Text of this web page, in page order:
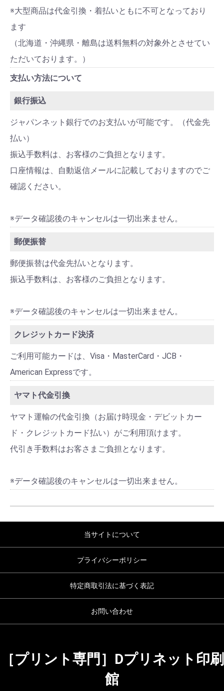
※大型商品は代金引換・着払いともに不可となっており
ます
（北海道・沖縄県・離島は送料無料の対象外とさせてい
ただいております。）
支払い方法について
銀行振込
ジャパンネット銀行でのお支払いが可能です。（代金先
払い）
振込手数料は、お客様のご負担となります。
口座情報は、自動返信メールに記載しておりますのでご
確認ください。
※データ確認後のキャンセルは一切出来ません。
郵便振替
郵便振替は代金先払いとなります。
振込手数料は、お客様のご負担となります。
※データ確認後のキャンセルは一切出来ません。
クレジットカード決済
ご利用可能カードは、Visa・MasterCard・JCB・
American Expressです。
ヤマト代金引換
ヤマト運輸の代金引換（お届け時現金・デビットカー
ド・クレジットカード払い）がご利用頂けます。
代引き手数料はお客さまご負担となります。
※データ確認後のキャンセルは一切出来ません。
当サイトについて
プライバシーポリシー
特定商取引法に基づく表記
お問い合わせ
［プリント専門］Dプリネット印刷
館